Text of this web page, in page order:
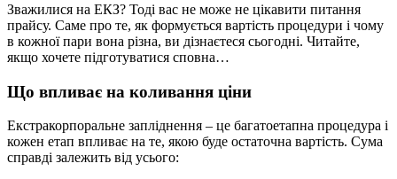
Зважилися на ЕКЗ? Тоді вас не може не цікавити питання
прайсу. Саме про те, як формується вартість процедури і чому
в кожної пари вона різна, ви дізнаєтеся сьогодні. Читайте,
якщо хочете підготуватися сповна…
Що впливає на коливання ціни
Екстракорпоральне запліднення – це багатоетапна процедура і
кожен етап впливає на те, якою буде остаточна вартість. Сума
справді залежить від усього: